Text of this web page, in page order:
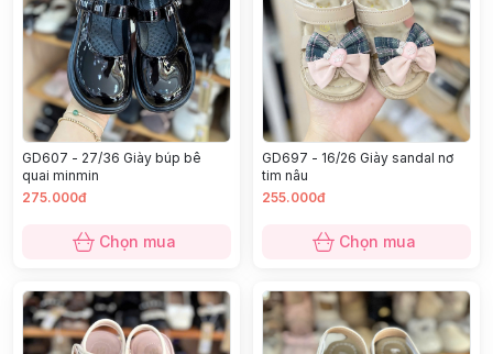
GD607 - 27/36 Giày búp bê
quai minmin
275.000đ
Chọn mua
GD697 - 16/26 Giày sandal nơ
tim nâu
255.000đ
Chọn mua